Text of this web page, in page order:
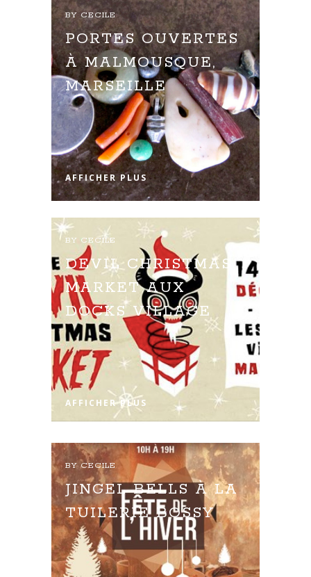
BY CECILE
PORTES OUVERTES
À MALMOUSQUE,
MARSEILLE
AFFICHER PLUS
BY CECILE
DEVIL CHRISTMAS
MARKET AUX
DOCKS VILLAGE
AFFICHER PLUS
BYCECILE
JINGEL BELLS À LA
TUILERIE BOSSY